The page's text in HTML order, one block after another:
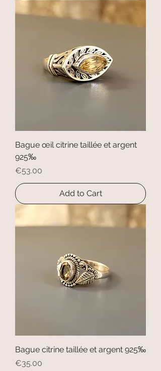
Bague œil citrine taillée et argent
925‰
Price
€53.00
Add to Cart
Bague citrine taillée et argent 925‰
Price
€35.00